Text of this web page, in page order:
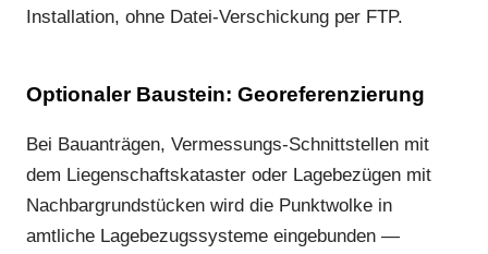
Installation, ohne Datei-Verschickung per FTP.
Optionaler Baustein: Georeferenzierung
Bei Bauanträgen, Vermessungs-Schnittstellen mit
dem Liegenschaftskataster oder Lagebezügen mit
Nachbargrundstücken wird die Punktwolke in
amtliche Lagebezugssysteme eingebunden —